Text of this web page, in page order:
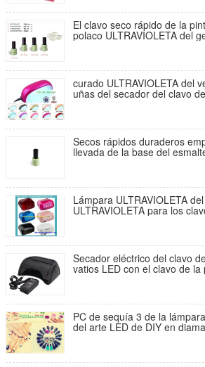
El clavo seco rápido de la
polaco ULTRAVIOLETA del
curado ULTRAVIOLETA del
uñas del secador del clavo
de la lámpara del gel del
Secos rápidos duraderos
llevada de la base del
Lámpara ULTRAVIOLETA
ULTRAVIOLETA para los
Secador eléctrico del clavo
vatios LED con el clavo de la
PC de sequía 3 de la
del arte LED de DIY en